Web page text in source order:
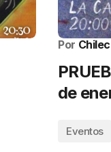
Por
de
Eventos